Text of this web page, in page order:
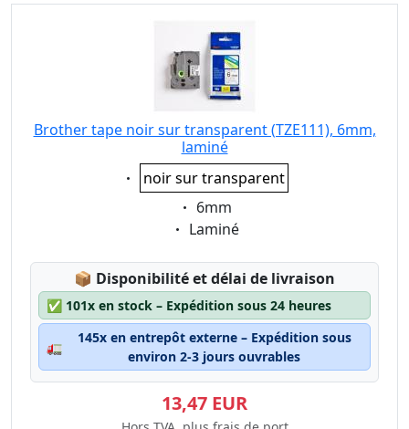
Brother tape noir sur transparent (TZE111), 6mm,
laminé
Eigenschaft:
noir sur transparent
Eigenschaft:
6mm
Eigenschaft:
Laminé
📦 Lagerstatus:
Disponibilité et délai de livraison
✅ 101x en stock – Expédition sous 24 heures
🚛
145x en entrepôt externe – Expédition sous
environ 2-3 jours ouvrables
13,47 EUR